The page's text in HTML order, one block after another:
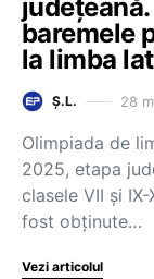
baremele
la limba
Ș.L. 28
Olimpiada de
2025, etapa
clasele VII și
fost obținute…
Vezi articolul